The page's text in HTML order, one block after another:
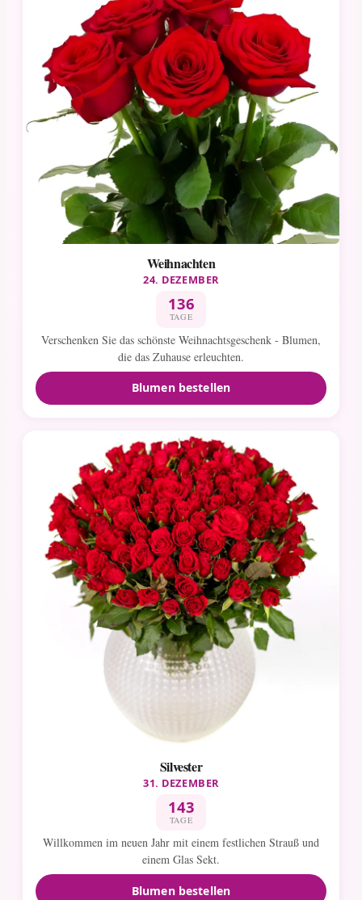
Weihnachten
24. DEZEMBER
136
TAGE
Verschenken Sie das schönste Weihnachtsgeschenk - Blumen,
die das Zuhause erleuchten.
Blumen bestellen
Silvester
31. DEZEMBER
143
TAGE
Willkommen im neuen Jahr mit einem festlichen Strauß und
einem Glas Sekt.
Blumen bestellen